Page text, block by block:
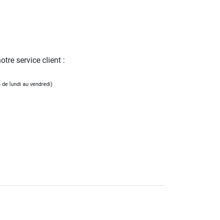
service client :
de lundi au vendredi)